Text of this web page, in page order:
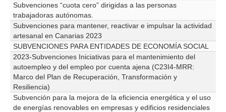
Subvenciones “cuota cero” dirigidas a las personas
trabajadoras autónomas.
Subvenciones para mantener, reactivar e impulsar la actividad
artesanal en Canarias 2023
SUBVENCIONES PARA ENTIDADES DE ECONOMÍA SOCIAL
2023-Subvenciones Iniciativas para el mantenimiento del
autoempleo y del empleo por cuenta ajena (C23I4-MRR:
Marco del Plan de Recuperación, Transformación y
Resiliencia)
Subvención para la mejora de la eficiencia energética y el uso
de energías renovables en empresas y edificios residenciales